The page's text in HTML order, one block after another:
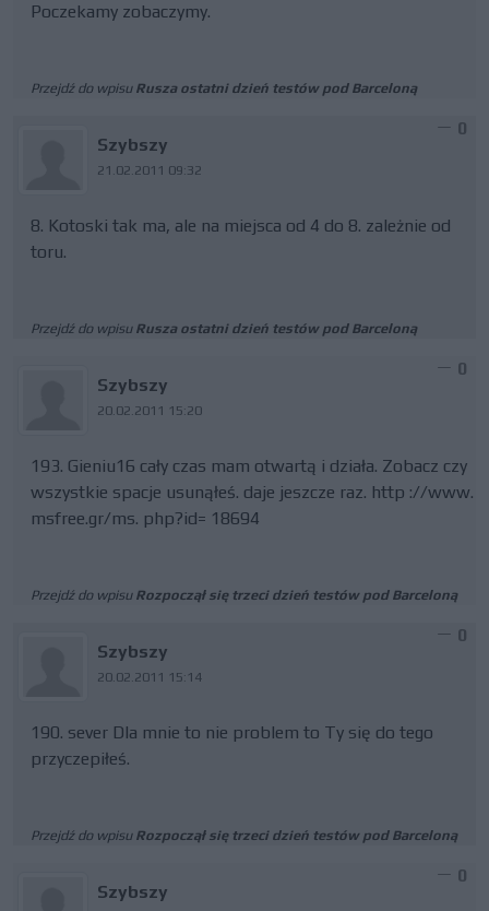
Poczekamy zobaczymy.
Przejdź do wpisu Rusza ostatni dzień testów pod Barceloną
Szybszy
21.02.2011 09:32
0
8. Kotoski tak ma, ale na miejsca od 4 do 8. zależnie od
toru.
Przejdź do wpisu Rusza ostatni dzień testów pod Barceloną
Szybszy
20.02.2011 15:20
0
193. Gieniu16 cały czas mam otwartą i działa. Zobacz czy
wszystkie spacje usunąłeś. daje jeszcze raz. http ://www.
msfree.gr/ms. php?id= 18694
Przejdź do wpisu Rozpoczął się trzeci dzień testów pod Barceloną
Szybszy
20.02.2011 15:14
0
190. sever Dla mnie to nie problem to Ty się do tego
przyczepiłeś.
Przejdź do wpisu Rozpoczął się trzeci dzień testów pod Barceloną
Szybszy
0